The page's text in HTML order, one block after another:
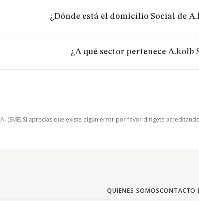
¿Dónde está el domicilio Social de
¿A qué sector pertenece A.kolb
(SME) Si aprecias que existe algún error por favor dirígete
QUIENES SOMOSCONTACTO